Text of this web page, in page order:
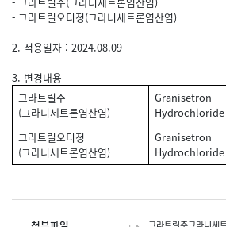
- 그라트릴오디정(그라니세트론염산염)
2. 적용일자 : 2024.08.09
3. 변경내용
그라트릴주
(그라니세트론염산염)
Granisetron
Hydrochloride
그라트릴오디정
(그라니세트론염산염)
Granisetron
Hydrochloride